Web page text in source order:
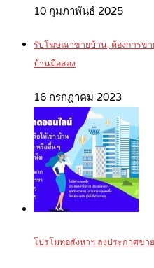
10 กุมภาพันธ์ 2025
รับโฆษณาขายบ้าน, ต้องการข
บ้านมือสอง
16 กรกฎาคม 2023
โปรโมทอสังหาฯ ลงประกาศขา